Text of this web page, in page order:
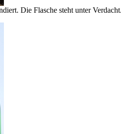
Die Flasche steht unter Verdacht.